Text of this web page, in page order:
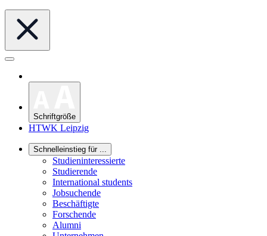
Schriftgröße
HTWK Leipzig
Schnelleinstieg für ...
Studieninteressierte
Studierende
International students
Jobsuchende
Beschäftigte
Forschende
Alumni